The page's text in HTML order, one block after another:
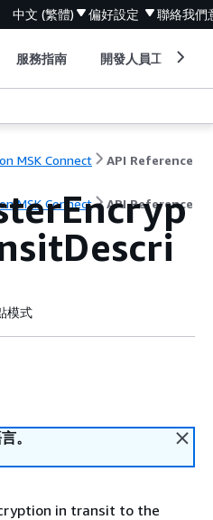
中文 (繁體) 偏好設定 聯絡我們
服務指南 開發人員工具
MSK Connect API Reference
MSK Connect API Reference
模式
。
in transit to the